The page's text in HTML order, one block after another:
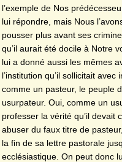
l’exemple de Nos
lui répondre, mais Nous
pousser plus avant ses
qu’il aurait été docile à Notre
lui a donné aussi les mêmes
l’institution qu’il sollicitait
comme un pasteur, le peuple
usurpateur. Oui, comme un
professer la vérité qu’il devait
abuser du faux titre de
la fin de sa lettre pastorale
ecclésiastique. On peut donc